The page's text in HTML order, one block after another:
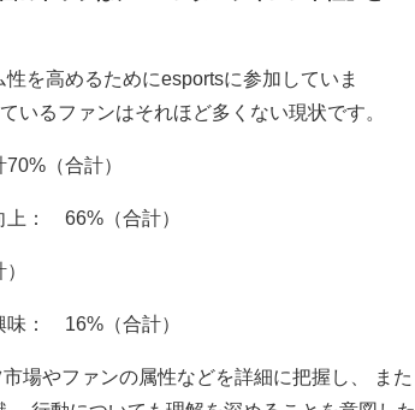
を高めるためにesportsに参加していま
いるファンはそれほど多くない現状です。
（合計）
上： 66%（合計）
味： 16%（合計）
場やファンの属性などを詳細に把握し、 また